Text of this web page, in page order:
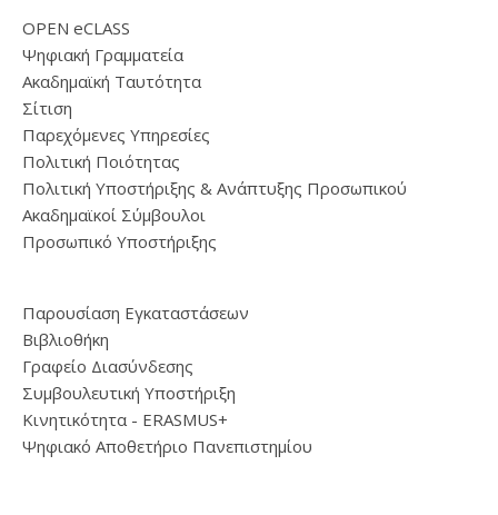
OPEN eCLASS
Ψηφιακή Γραμματεία
Ακαδημαϊκή Ταυτότητα
Σίτιση
Παρεχόμενες Υπηρεσίες
Πολιτική Ποιότητας
Πολιτική Υποστήριξης & Ανάπτυξης Προσωπικού
Ακαδημαϊκοί Σύμβουλοι
Προσωπικό Υποστήριξης
Παρουσίαση Εγκαταστάσεων
Βιβλιοθήκη
Γραφείο Διασύνδεσης
Συμβουλευτική Υποστήριξη
Κινητικότητα - ERASMUS+
Ψηφιακό Αποθετήριο Πανεπιστημίου